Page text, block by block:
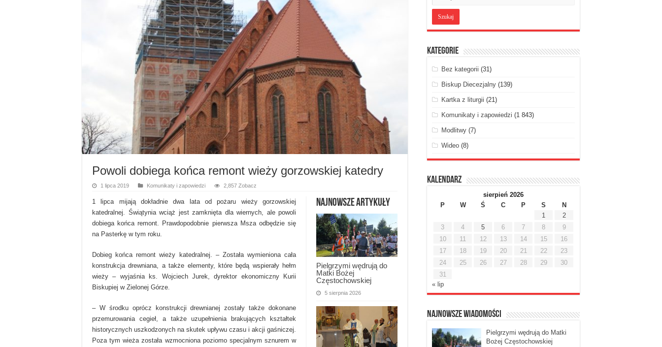
Powoli dobiega końca remont wieży gorzowskiej katedry
1 lipca 2019 Komunikaty i zapowiedzi 2,857 Zobacz
Najnowsze artykuły
Pielgrzymi wędrują do
Matki Bożej
Częstochowskiej
5 sierpnia 2026
1 lipca mijają dokładnie dwa lata od pożaru wieży gorzowskiej
katedralnej. Świątynia wciąż jest zamknięta dla wiernych, ale powoli
dobiega końca remont. Prawdopodobnie pierwsza Msza odbędzie się
na Pasterkę w tym roku.
Dobieg końca remont wieży katedralnej. – Została wymieniona cała
konstrukcja drewniana, a także elementy, które będą wspierały hełm
wieży – wyjaśnia ks. Wojciech Jurek, dyrektor ekonomiczny Kurii
Biskupiej w Zielonej Górze.
– W środku oprócz konstrukcji drewnianej zostały także dokonane
przemurowania cegieł, a także uzupełnienia brakujących kształtek
historycznych uszkodzonych na skutek upływu czasu i akcji gaśniczej.
Poza tym wieża została wzmocniona poziomo specjalnym sznurem w
Kategorie
Bez kategorii (31)
Biskup Diecezjalny(139)
Kartka z liturgii (21)
Komunikaty i zapowiedzi (1 843)
Modlitwy(7)
Wideo(8)
Kalendarz
sierpień 2026
P
W Ś C P S
N
1
2
3
4 5 6 7 8
9
10
11 12 13 14 15
16
17
18 19 20 21 22
23
24
25 26 27 28 29
30
31
« lip
Najnowsze Wiadomości
Pielgrzymi wędrują do Matki
Bożej Częstochowskiej